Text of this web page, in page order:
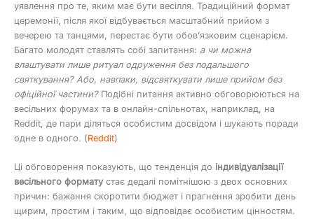
уявлення про те, яким має бути весілля. Традиційний формат
церемонії, після якої відбувається масштабний прийом з
вечерею та танцями, перестає бути обов’язковим сценарієм.
Багато молодят ставлять собі запитання: а чи можна
влаштувати лише ритуал одруження без подальшого
святкування? Або, навпаки, відсвяткувати лише прийом без
офіційної частини?Подібні питання активно обговорюються на
весільних форумах та в онлайн-спільнотах, наприклад, на
Reddit, де пари діляться особистим досвідом і шукають поради
одне в одного. (Reddit)
Ці обговорення показують, що тенденція до індивідуалізації
весільного форматустає дедалі помітнішою з двох основних
причин: бажання скоротити бюджет і прагнення зробити день
щирим, простим і таким, що відповідає особистим цінностям.